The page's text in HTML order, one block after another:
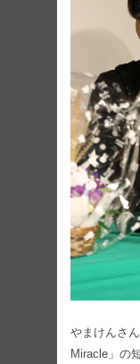
やまけんさ
Miracle」の